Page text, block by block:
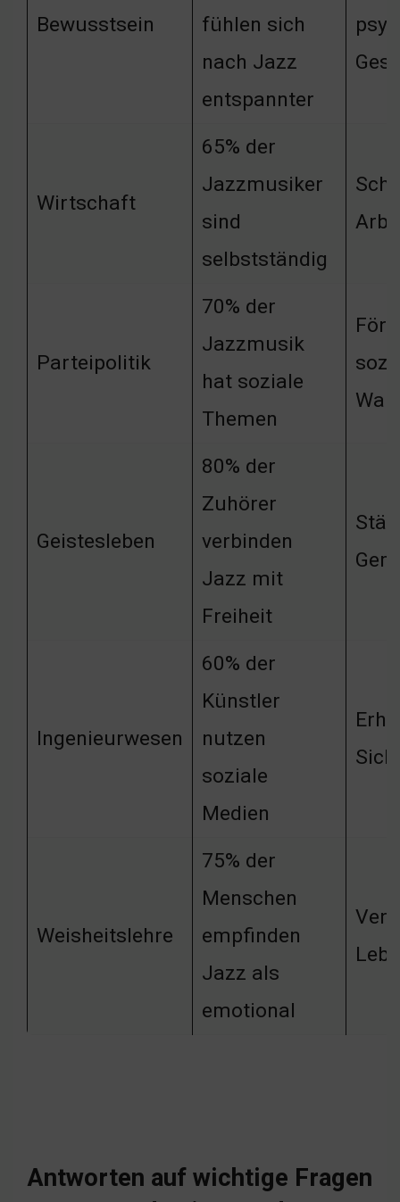
Bewusstsein
fühlen sich
nach Jazz
entspannter
Wirtschaft
65% der
Jazzmusiker
sind
selbstständig
Parteipolitik
70% der
Jazzmusik
hat soziale
Themen
Geistesleben
80% der
Zuhörer
verbinden
Jazz mit
Freiheit
Ingenieurwesen
60% der
Künstler
nutzen
soziale
Medien
Weisheitslehre
75% der
Menschen
empfinden
Jazz als
emotional
Antworten auf wichtige Fragen